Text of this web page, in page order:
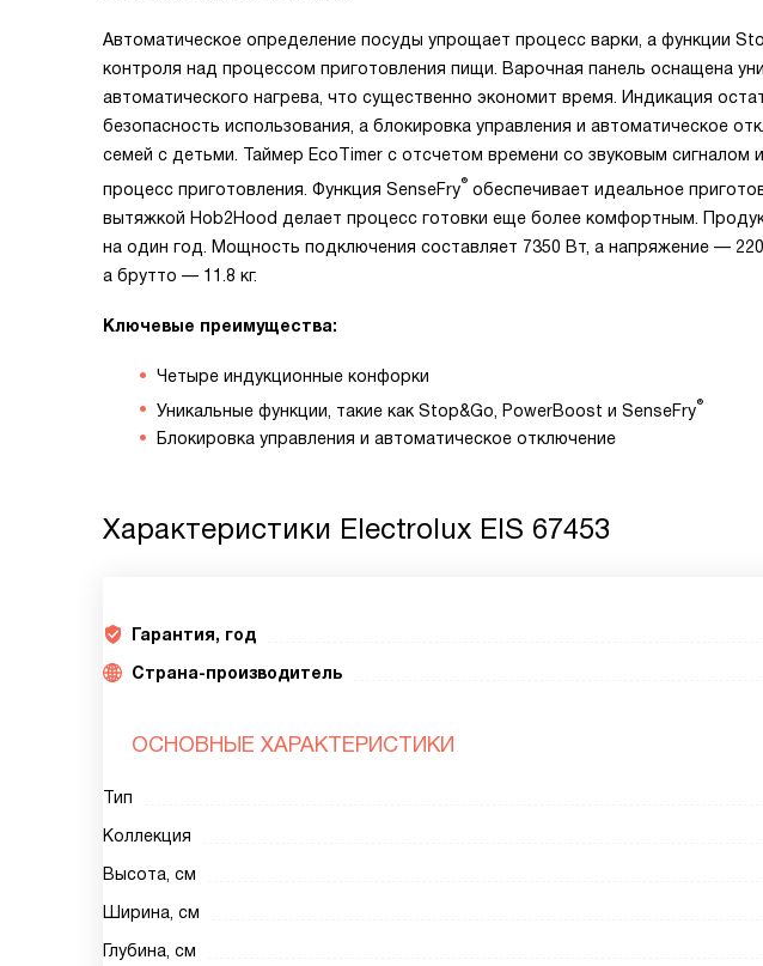
Автоматическое определение посуды упрощает процесс варки, а функции
контроля над процессом приготовления пищи. Варочная панель оснащена
автоматического нагрева, что существенно экономит время. Индикация
безопасность использования, а блокировка управления и автоматическое
семей с детьми. Таймер EcoTimer с отсчетом времени со звуковым сигналом
процесс приготовления. Функция SenseFry® обеспечивает идеальное
вытяжкой Hob2Hood делает процесс готовки еще более комфортным.
на один год. Мощность подключения составляет 7350 Вт, а напряжение —
а брутто — 11.8 кг.
Ключевые преимущества:
Четыре индукционные конфорки
Уникальные функции, такие как Stop&Go, PowerBoost и SenseFry®
Блокировка управления и автоматическое отключение
Характеристики Electrolux EIS 67453
Гарантия, год
Страна-производитель
ОСНОВНЫЕ ХАРАКТЕРИСТИКИ
Тип
Коллекция
Высота, см
Ширина, см
Глубина, см